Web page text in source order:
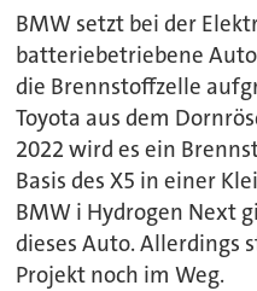
BMW setzt bei der
batteriebetriebene
die Brennstoffzelle
Toyota aus dem
2022 wird es ein
Basis des X5 in einer
BMW i Hydrogen Next
dieses Auto. Allerdings
Projekt noch im Weg.